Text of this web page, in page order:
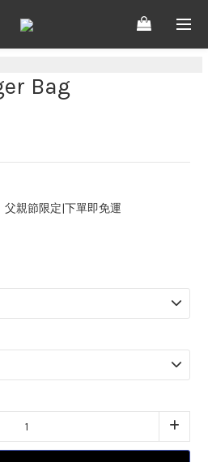
Bag
父親節限定|下單即免運